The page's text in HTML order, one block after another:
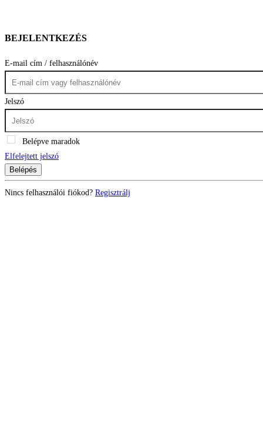
BEJELENTKEZÉS
E-mail cím / felhasználónév
Jelszó
Belépve maradok
Elfelejtett jelszó
Belépés
Nincs felhasználói fiókod? Regisztrálj